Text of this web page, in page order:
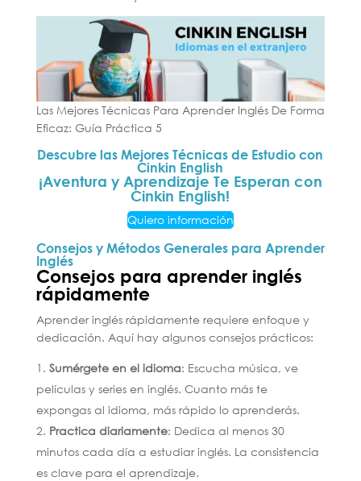
Las Mejores Técnicas Para Aprender Inglés De Forma
Eficaz: Guía Práctica 5
Descubre las Mejores Técnicas de Estudio con
Cinkin English
¡Aventura y Aprendizaje Te Esperan con
Cinkin English!
Quiero información
Consejos y Métodos Generales para Aprender
Inglés
Consejos para aprender inglés
rápidamente
Aprender inglés rápidamente requiere enfoque y
dedicación. Aquí hay algunos consejos prácticos:
Sumérgete en el idioma: Escucha música, ve
películas y series en inglés. Cuanto más te
expongas al idioma, más rápido lo aprenderás.
Practica diariamente: Dedica al menos 30
minutos cada día a estudiar inglés. La consistencia
es clave para el aprendizaje.